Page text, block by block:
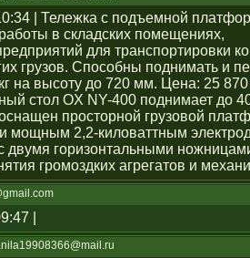
| Тележка с подъемной
в складских помещениях,
для транспортировки
грузов. Способны поднимать и
на высоту до 720 мм. Цена: 25
стол OX NY-400 поднимает до
просторной грузовой
мощным 2,2-киловаттным
двумя горизонтальными
громоздких агрегатов и
|